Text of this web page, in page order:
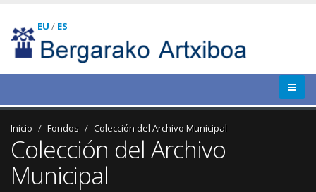
EU / ES
Inicio Fondos Colección del Archivo Municipal
Colección del Archivo
Municipal